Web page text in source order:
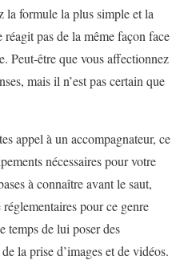
la formule la plus simple et la
pas de la même façon face
Peut-être que vous affectionnez
mais il n’est pas certain que
appel à un accompagnateur, ce
nécessaires pour votre
à connaître avant le saut,
pour ce genre
temps de lui poser des
la prise d’images et de vidéos.